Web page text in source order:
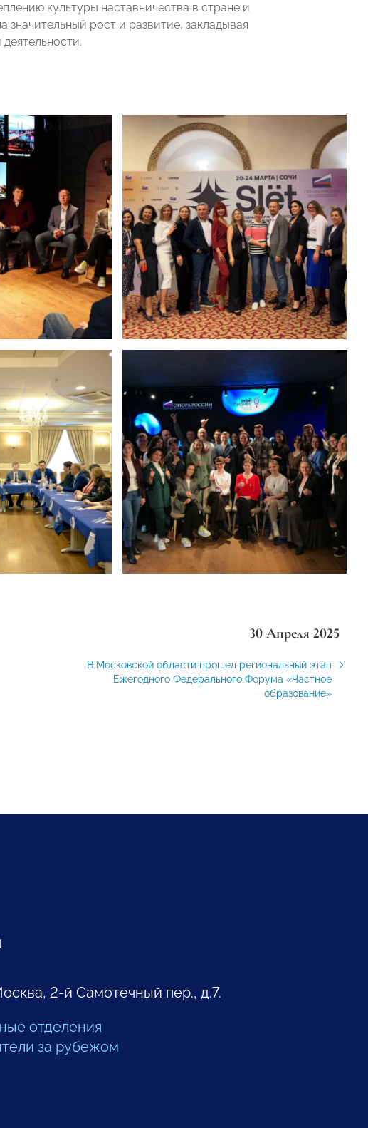
культуры наставничества в стране и
рост и развитие, закладывая
30 Апреля 2025
В Московской области прошел региональный этап
Ежегодного Федерального Форума «Частное
образование»
2-й Самотечный пер., д.7.
отделения
за рубежом